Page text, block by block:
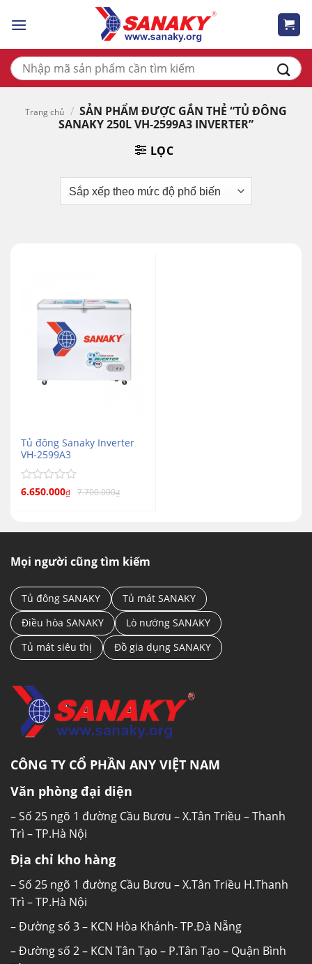
Tìm
kiếm:
Trang chủ / SẢN PHẨM ĐƯỢC GẮN THẺ “TỦ ĐÔNG
SANAKY 250L VH-2599A3 INVERTER”
LỌC
Tủ đông Sanaky Inverter
VH-2599A3
Được
5
6.650.000₫ 7.700.000₫
Mọi người cũng tìm kiếm
Tủ đông SANAKY
Tủ mát SANAKY
Điều hòa SANAKY
Lò nướng SANAKY
Tủ mát siêu thị
Đồ gia dụng SANAKY
CÔNG TY CỔ PHẦN ANY VIỆT NAM
Văn phòng đại diện
– Số 25 ngõ 1 đường Cầu Bươu – X.Tân Triều – Thanh
Trì – TP.Hà Nội
Địa chỉ kho hàng
– Số 25 ngõ 1 đường Cầu Bươu – X.Tân Triều H.Thanh
Trì – TP.Hà Nội
– Đường số 3 – KCN Hòa Khánh- TP.Đà Nẵng
– Đường số 2 – KCN Tân Tạo – P.Tân Tạo – Quận Bình